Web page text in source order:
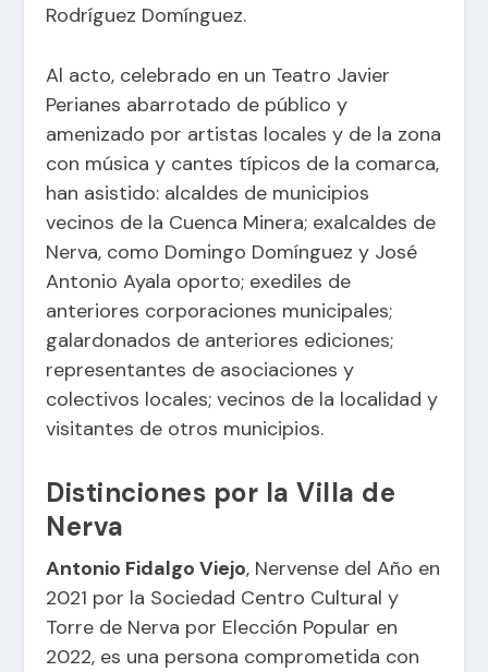
Rodríguez Domínguez.
Al acto, celebrado en un Teatro Javier
Perianes abarrotado de público y
amenizado por artistas locales y de la zona
con música y cantes típicos de la comarca,
han asistido: alcaldes de municipios
vecinos de la Cuenca Minera; exalcaldes de
Nerva, como Domingo Domínguez y José
Antonio Ayala oporto; exediles de
anteriores corporaciones municipales;
galardonados de anteriores ediciones;
representantes de asociaciones y
colectivos locales; vecinos de la localidad y
visitantes de otros municipios.
Distinciones por la Villa de
Nerva
Antonio Fidalgo Viejo, Nervense del Año en
2021 por la Sociedad Centro Cultural y
Torre de Nerva por Elección Popular en
2022, es una persona comprometida con